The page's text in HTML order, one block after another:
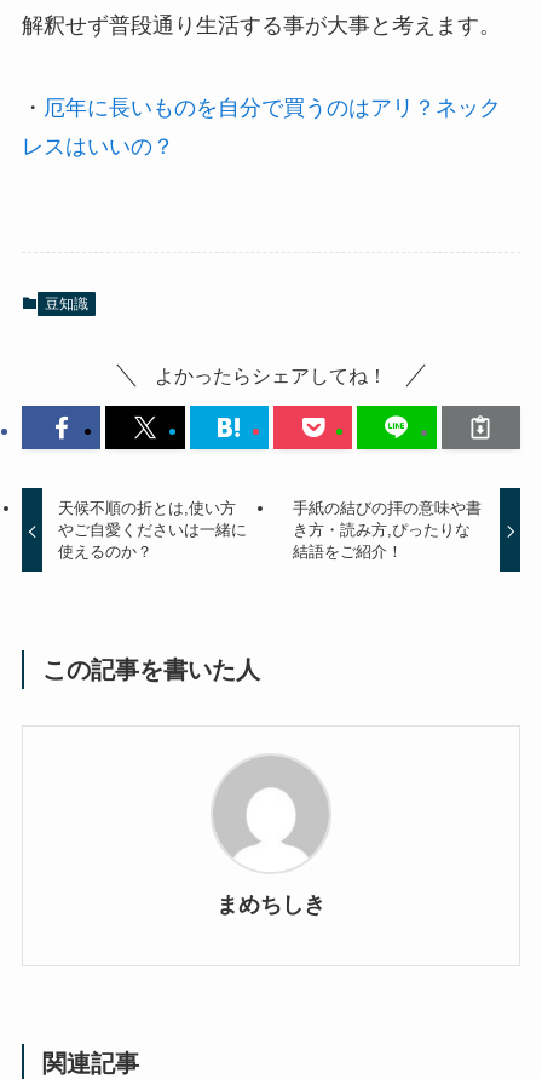
解釈せず普段通り生活する事が大事と考えます。
・ 厄年に長いものを自分で買うのはアリ？ネック
レスはいいの？
豆知識
よかったらシェアしてね！
天候不順の折とは,使い方
やご自愛くださいは一緒に
使えるのか？
手紙の結びの拝の意味や書
き方・読み方,ぴったりな
結語をご紹介！
この記事を書いた人
まめちしき
関連記事